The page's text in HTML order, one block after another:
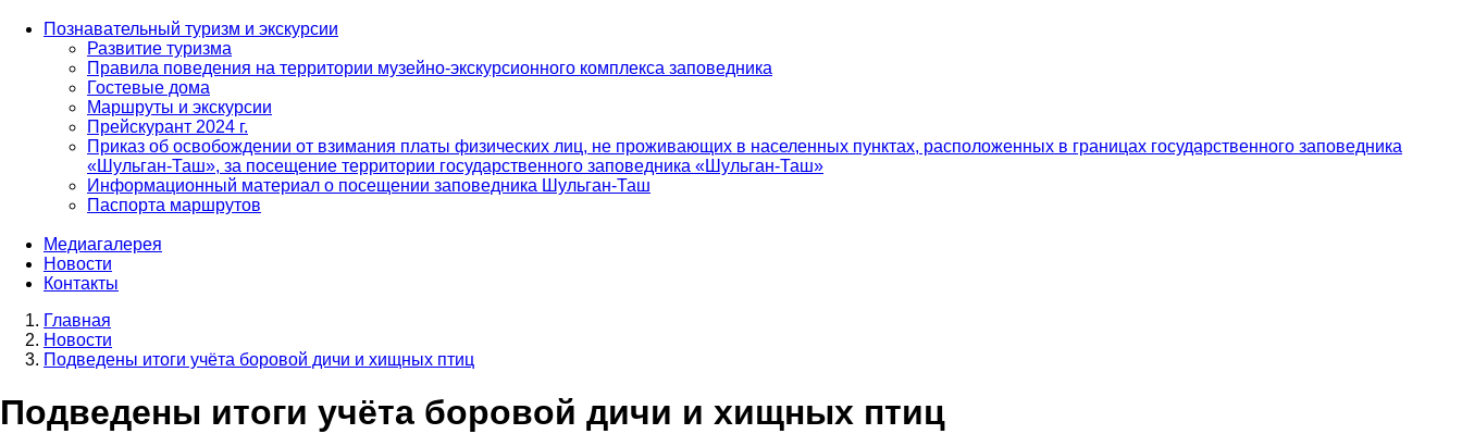
Познавательный туризм и экскурсии
Развитие туризма
Правила поведения на территории музейно-экскурсионного комплекса заповедника
Гостевые дома
Маршруты и экскурсии
Прейскурант 2024 г.
Приказ об освобождении от взимания платы физических лиц, не проживающих в населенных пунктах, расположенных в границах государственного заповедника
«Шульган-Таш», за посещение территории государственного заповедника «Шульган-Таш»
Информационный материал о посещении заповедника Шульган-Таш
Паспорта маршрутов
Медиагалерея
Новости
Контакты
Строка
навигации
Главная
Новости
Подведены итоги учёта боровой дичи и хищных птиц
Подведены итоги учёта боровой дичи и хищных птиц